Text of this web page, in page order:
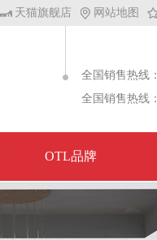
天猫旗舰店 网站地图
全国销售热线：
全国销售热线：
OTL品牌